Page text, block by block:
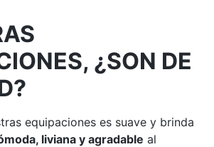
¿SON DE
equipaciones es suave y brinda
liviana y agradable al